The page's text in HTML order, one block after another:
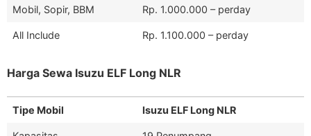
Mobil, Sopir, BBM Rp. 1.000.000 – perday
All Include Rp. 1.100.000 – perday
Harga Sewa Isuzu ELF Long NLR
Tipe Mobil Isuzu ELF Long NLR